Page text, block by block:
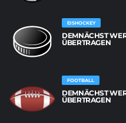
EISHOCKEY
DEMNÄCHST
ÜBERTRAGEN
FOOTBALL
DEMNÄCHST
ÜBERTRAGEN